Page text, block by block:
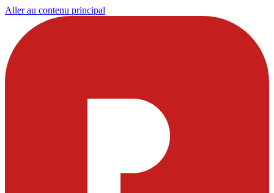
Aller au contenu principal